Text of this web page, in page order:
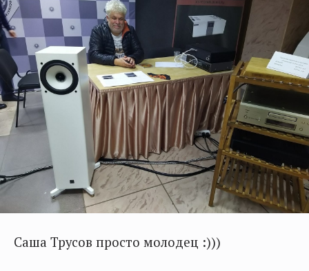
Саша Трусов просто молодец :)))